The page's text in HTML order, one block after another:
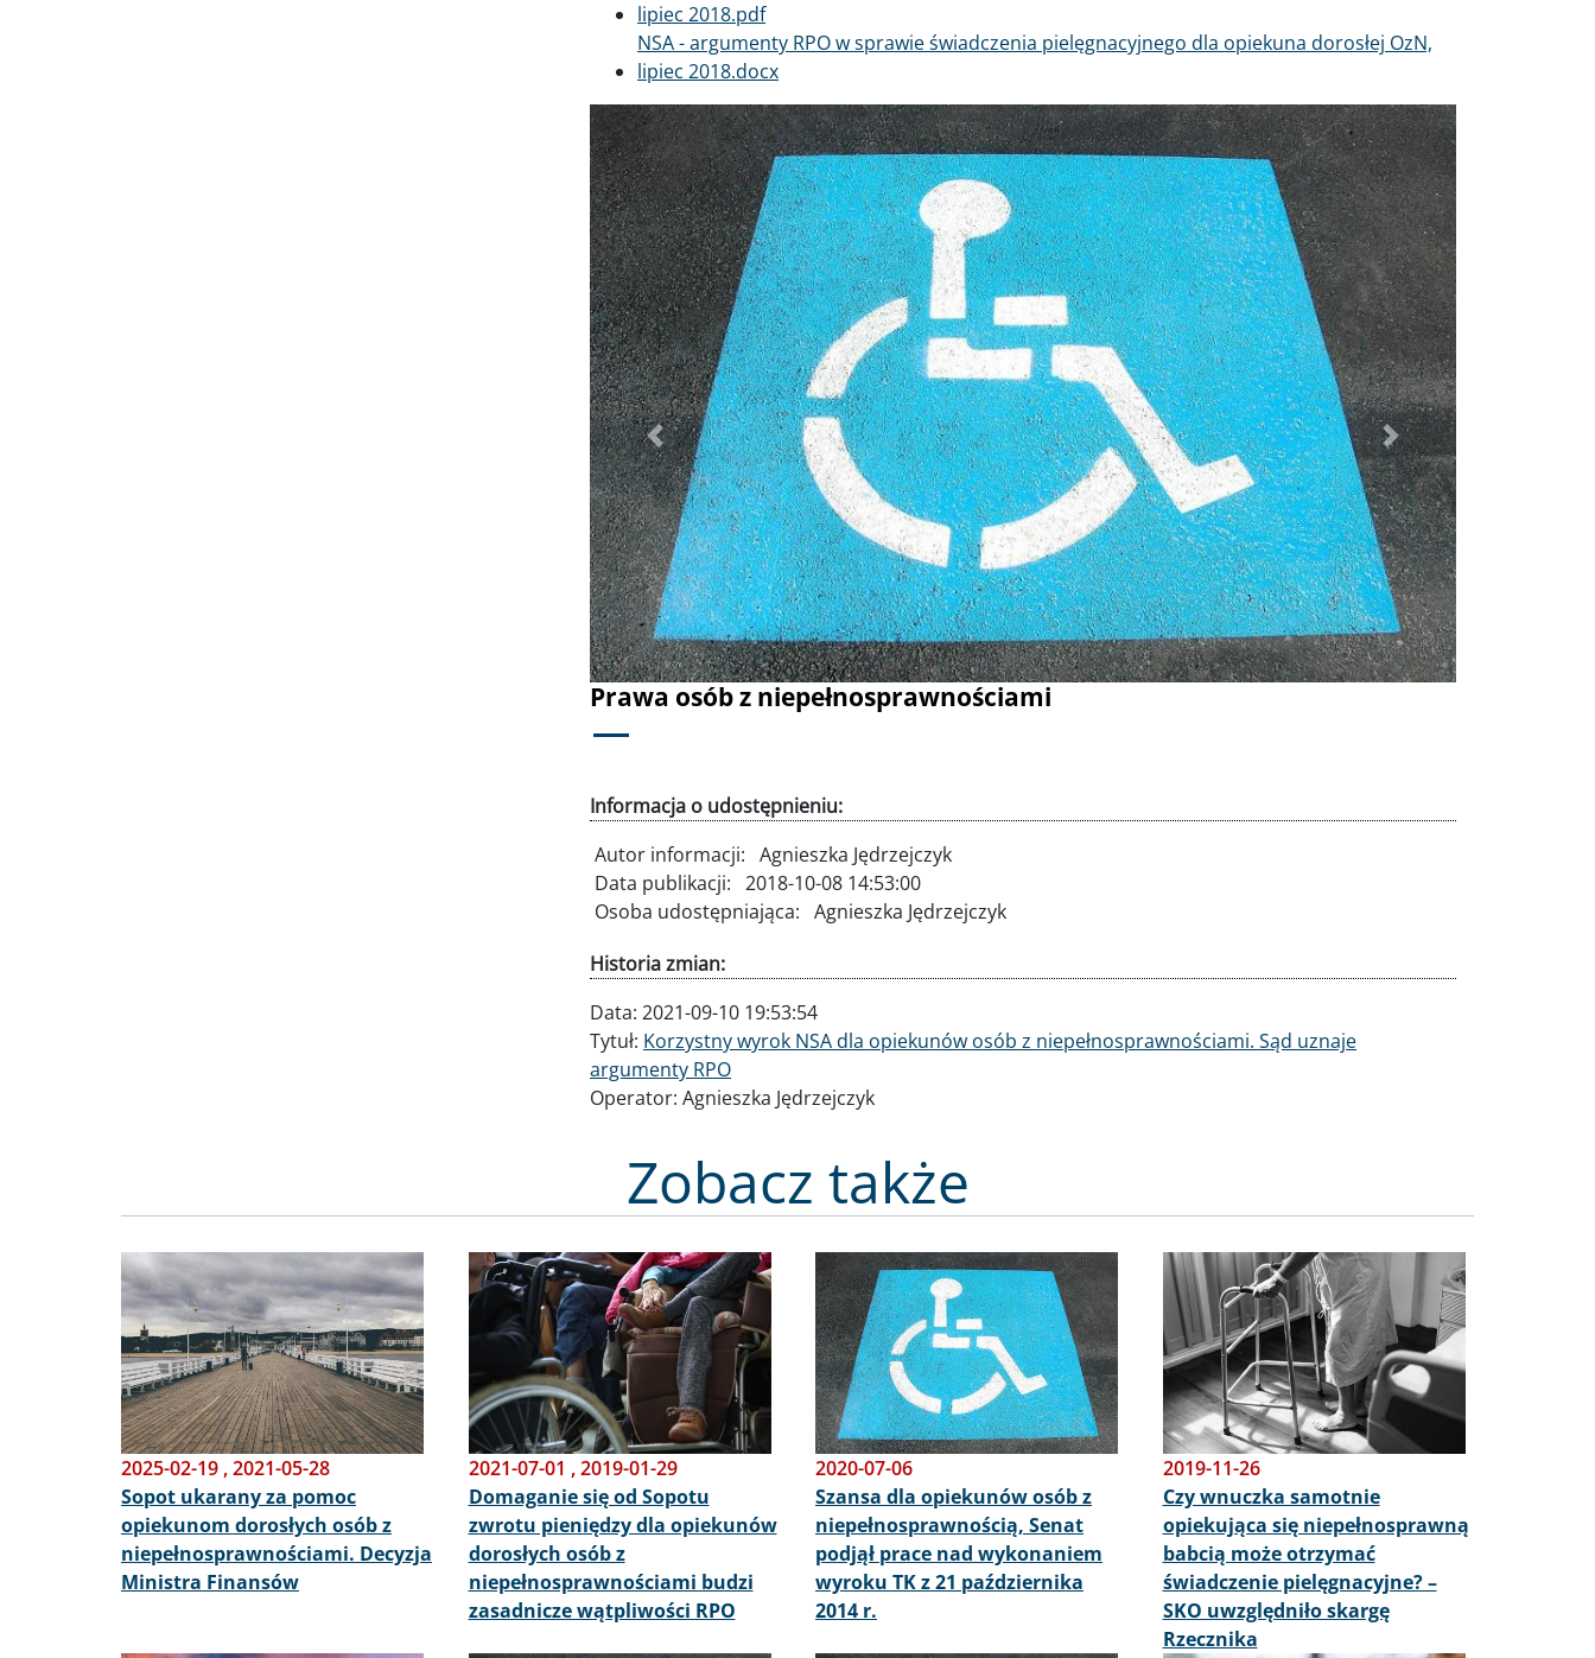
lipiec 2018.pdf
Dokument
NSA - argumenty RPO w sprawie świadczenia pielęgnacyjnego dla opiekuna dorosłej OzN,
lipiec 2018.docx
Prawa osób z niepełnosprawnościami
Poprzednie Dalej
Informacja o udostępnieniu:
Autor informacji: Agnieszka Jędrzejczyk
Data publikacji: 2018-10-08 14:53:00
Osoba udostępniająca: Agnieszka Jędrzejczyk
Historia zmian:
Data: 2021-09-10 19:53:54
Tytuł: Korzystny wyrok NSA dla opiekunów osób z niepełnosprawnościami. Sąd uznaje
argumenty RPO
Operator: Agnieszka Jędrzejczyk
Zobacz także
Obraz
2025-02-19 ,2021-05-28
Sopot ukarany za pomoc
opiekunom dorosłych osób z
niepełnosprawnościami. Decyzja
Ministra Finansów
Obraz
2021-07-01 ,2019-01-29
Domaganie się od Sopotu
zwrotu pieniędzy dla opiekunów
dorosłych osób z
niepełnosprawnościami budzi
zasadnicze wątpliwości RPO
Obraz
2020-07-06
Szansa dla opiekunów osób z
niepełnosprawnością, Senat
podjął prace nad wykonaniem
wyroku TK z 21 października
2014 r.
Obraz
2019-11-26
Czy wnuczka samotnie
opiekująca się niepełnosprawną
babcią może otrzymać
świadczenie pielęgnacyjne? –
SKO uwzględniło skargę
Rzecznika